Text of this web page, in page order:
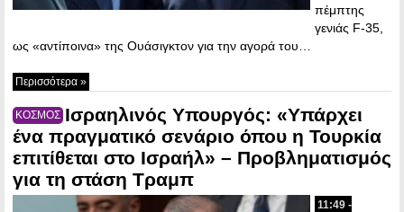
πέμπτης
γενιάς F-35,
ως «αντίποινα» της Ουάσιγκτον για την αγορά του…
Περισσότερα »
ΚΟΣΜΟΣ Ισραηλινός Υπουργός: «Υπάρχει
ένα πραγματικό σενάριο όπου η Τουρκία
επιτίθεται στο Ισραήλ» – Προβληματισμός
για τη στάση Τραμπ
11:49 -